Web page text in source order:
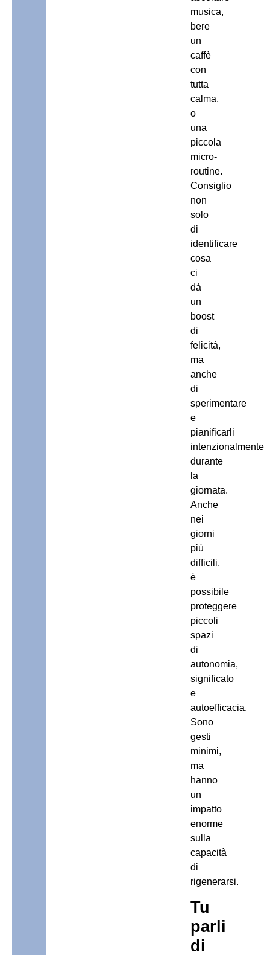
musica,
bere
un
caffè
con
tutta
calma,
o
una
piccola
micro-
routine.
Consiglio
non
solo
di
identificare
cosa
ci
dà
un
boost
di
felicità,
ma
anche
di
sperimentare
e
pianificarli
intenzionalmente
durante
la
giornata.
Anche
nei
giorni
più
difficili,
è
possibile
proteggere
piccoli
spazi
di
autonomia,
significato
e
autoefficacia.
Sono
gesti
minimi,
ma
hanno
un
impatto
enorme
sulla
capacità
di
rigenerarsi.
Tu
parli
di